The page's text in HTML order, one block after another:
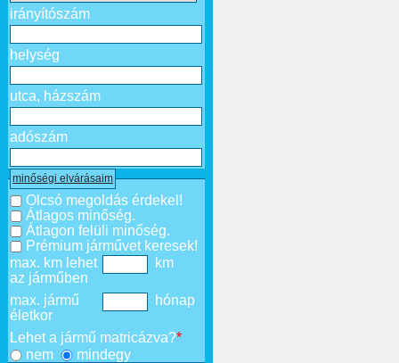
irányítószám
helység
utca, házszám
adószám
minőségi elvárásaim
Olcsó megoldás érdekel!
Átlagos minőség.
Átlagon felüli minőség.
Prémium járművet keresek!
max. km lehet
az járműben
km
max. jármű
életkor
hónap
Lehet a jármű matricázva?*
nem
mindegy